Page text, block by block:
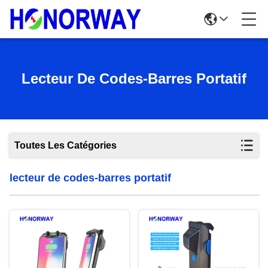
Lecteur De Codes-Barres Portatif
Toutes Les Catégories
lecteur de codes-barres portatif